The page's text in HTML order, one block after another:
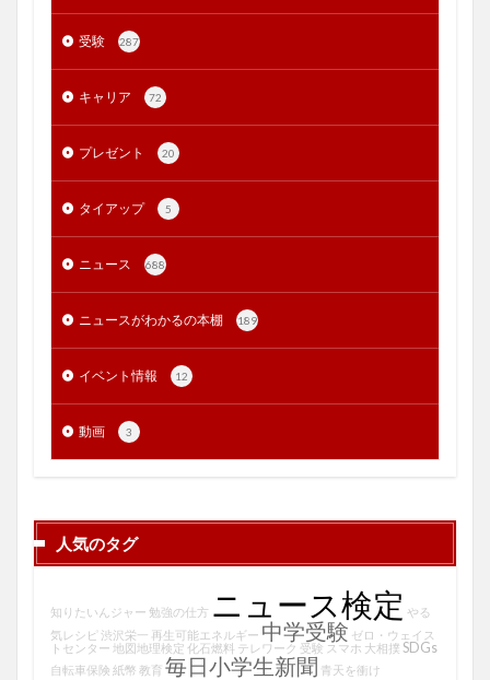
受験 287
キャリア 72
プレゼント 20
タイアップ 5
ニュース 688
ニュースがわかるの本棚 189
イベント情報 12
動画 3
人気のタグ
知りたいんジャー 勉強の仕方 ニュース検定 やる
気レシピ 渋沢栄一 再生可能エネルギー 中学受験 ゼロ・ウェイス
トセンター 地図地理検定 化石燃料 テレワーク 受験 スマホ 大相撲 SDGs
自転車保険 紙幣 教育 毎日小学生新聞 青天を衝け